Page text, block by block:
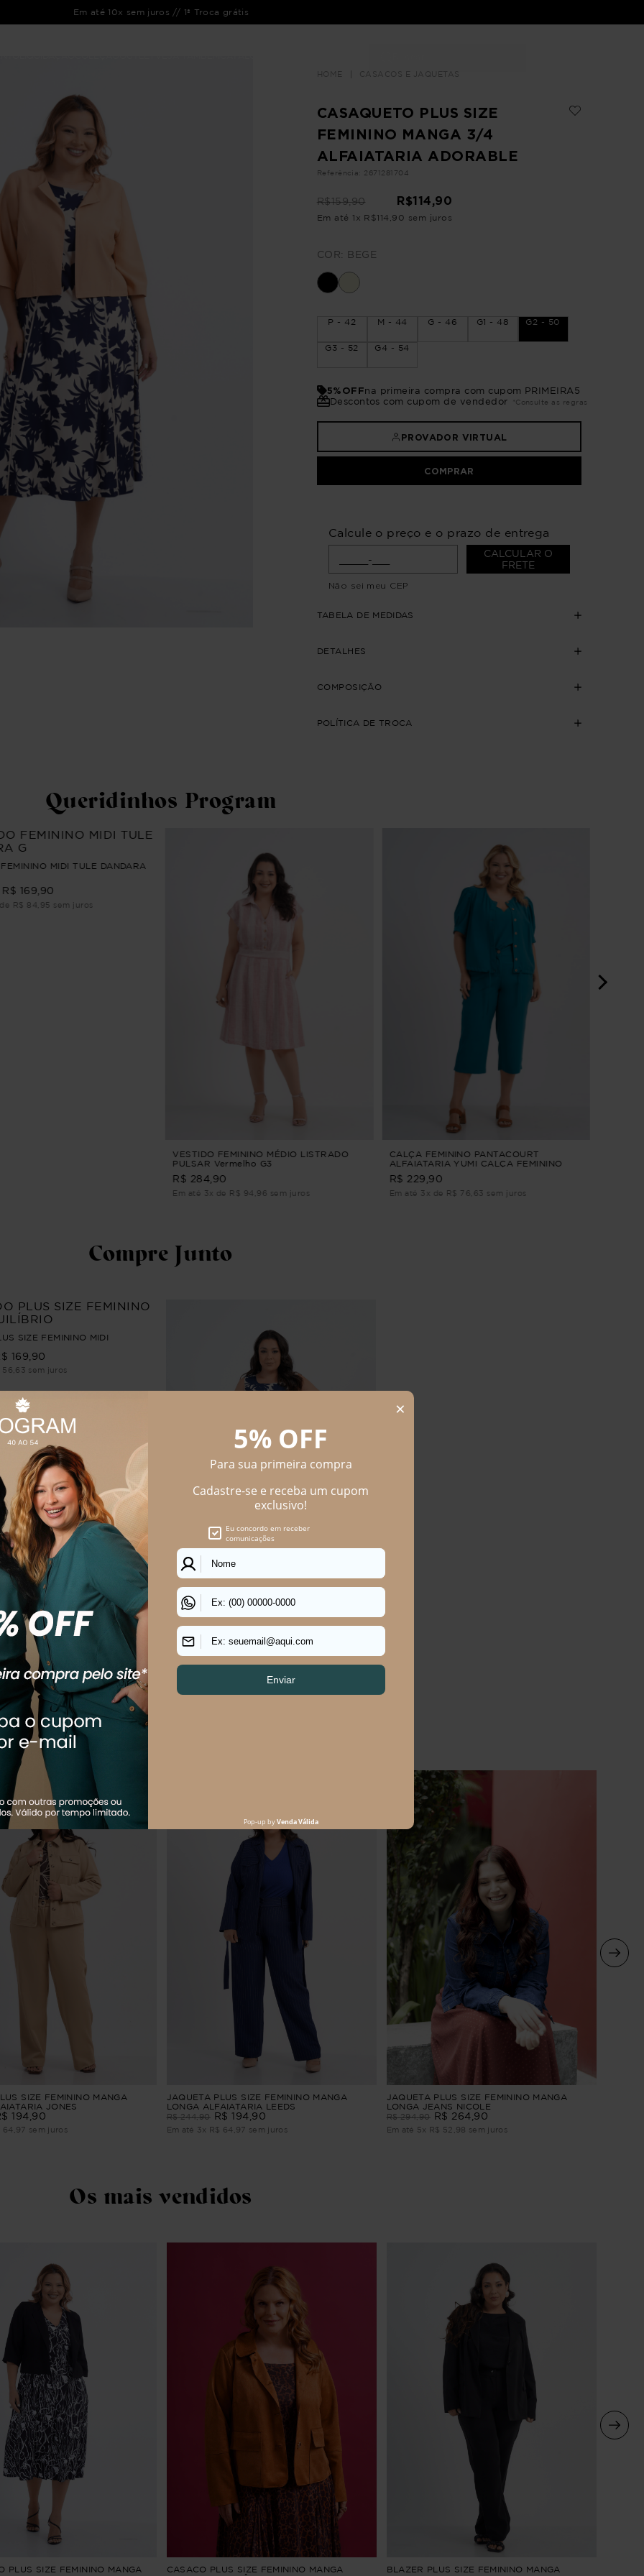
Em até 10x sem juros // 1ª Troca grátis
CASACOS E JAQUETAS
CASAQUETO PLUS SIZE
FEMININO MANGA 3/4
ALFAIATARIA ADORABLE
Referência: 2671281704
R$159,90 R$114,90
Em até 1 x R$114 90 sem juros
COR: BEGE
P - 42 M - 44 G - 46 G1 - 48 G2 - 50
G3 - 52 G4 - 54
5%OFFna primeira compra com cupom PRIMEIRA5
Descontos com cupom de vendedor
*Consulte as regras
PROVADOR VIRTUAL
COMPRAR
Calcule o preço e o prazo de entrega
CALCULAR O
FRETE
Não sei meu CEP
TABELA DE MEDIDAS
DETALHES
COMPOSIÇÃO
POLÍTICA DE TROCA
Queridinhos Program
MIDI TULE DANDARA
R$ 169,90
R$ 84,95 sem juros
VESTIDO FEMININO MÉDIO LISTRADO
PULSAR Vermelho G3
R$ 284,90
Em até 3x de R$ 94,96 sem juros
CALÇA FEMININO PANTACOURT
ALFAIATARIA YUMI CALÇA FEMININO
PANTACOURT ALFAIATARIA Verde M
R$ 229,90
Em até 3x de R$ 76,63 sem juros
Compre Junto
SIZE FEMININO MIDI
169 90
56 63 sem juros
VESTIDO PLUS SIZE FEMININO MIDI MELISSA
309 R$ 169,90
Em até3xR$ 56,63sem juros
comprou, comprou também
SIZE FEMININO MANGA
JONES
194 90
64 97 sem juros
JAQUETA PLUS SIZE FEMININO MANGA
LONGA ALFAIATARIA LEEDS
R$ 244,90 R$ 194 90
Em até 3x R$ 64 97 sem juros
JAQUETA PLUS SIZE FEMININO MANGA
LONGA JEANS NICOLE
R$ 294,90 R$ 264 90
Em até 5x R$ 52 98 sem juros
Os mais vendidos
PLUS SIZE FEMININO MANGA
CASACO PLUS SIZE FEMININO MANGA
BLAZER PLUS SIZE FEMININO MANGA